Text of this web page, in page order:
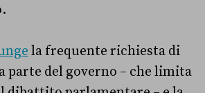
la frequente richiesta di
parte del governo – che limita